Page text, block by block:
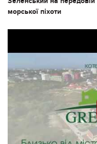
морської піхоти